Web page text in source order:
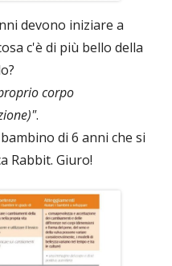
devono iniziare a
c'è di più bello della
corpo
.
di 6 anni che si
Rabbit. Giuro!